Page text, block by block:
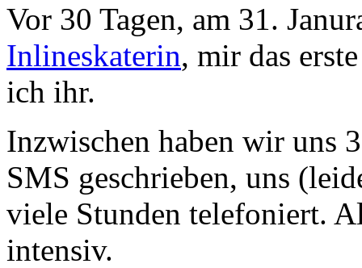
Vor 30 Tagen, am 31.
Inlineskaterin, mir das
ich ihr.
Inzwischen haben wir uns
SMS geschrieben, uns
viele Stunden telefoniert.
intensiv.